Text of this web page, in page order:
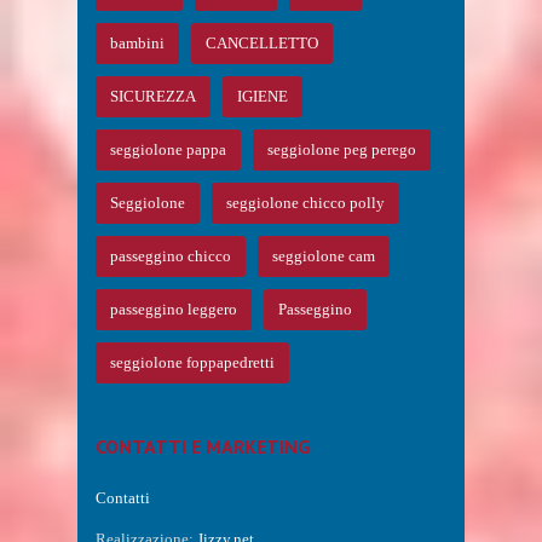
bambini CANCELLETTO
SICUREZZA IGIENE
seggiolone pappa seggiolone peg perego
Seggiolone seggiolone chicco polly
passeggino chicco seggiolone cam
passeggino leggero Passeggino
seggiolone foppapedretti
CONTATTI E MARKETING
Contatti